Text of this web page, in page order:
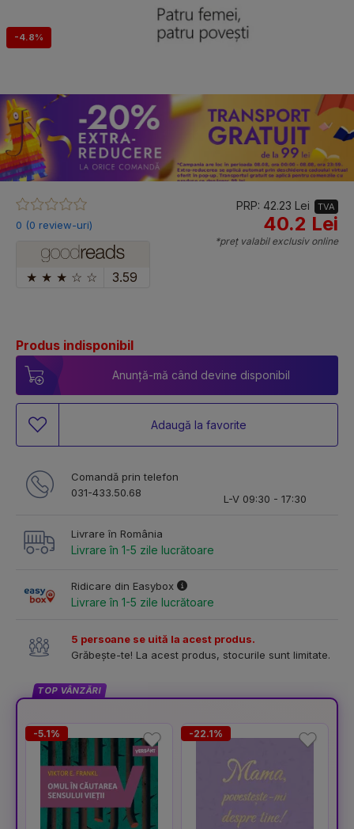
-4.8%
0 (0 review-uri)
★ ★ ★ ☆ ☆ 3.59
PRP: 42.23 Lei TVA
40.2 Lei
*preț valabil exclusiv online
Produs indisponibil
Anunță-mă când devine disponibil
Adaugă la favorite
Comandă prin telefon
031-433.50.68
L-V 09:30 - 17:30
Livrare în România
Livrare în 1-5 zile lucrătoare
Ridicare din Easybox
Livrare în 1-5 zile lucrătoare
5 persoane se uită la acest produs.
Grăbește-te! La acest produs, stocurile sunt limitate.
TOP VÂNZĂRI
-5.1% -22.1%